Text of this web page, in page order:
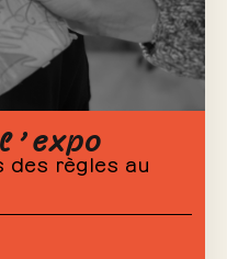
des règles au